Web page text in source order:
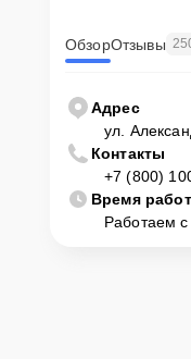
ОбзорОтзывы
Адрес
ул.
Контакты
+7 (800)
Время
Работаем